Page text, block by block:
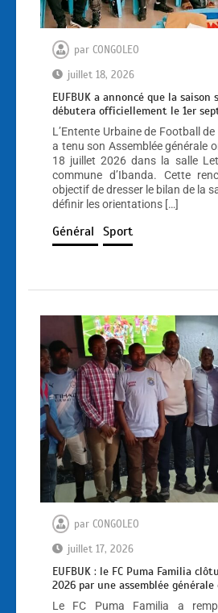
par CONGOLEO
juillet 18, 2026
EUFBUK a annoncé que la saison
débutera officiellement le 1er
L’Entente Urbaine de Football
a tenu son Assemblée générale
18 juillet 2026 dans la salle
commune d’Ibanda. Cette
objectif de dresser le bilan de la
définir les orientations […]
Général Sport
par CONGOLEO
juillet 17, 2026
EUFBUK : le FC Puma Familia
2026 par une assemblée générale
Le FC Puma Familia a